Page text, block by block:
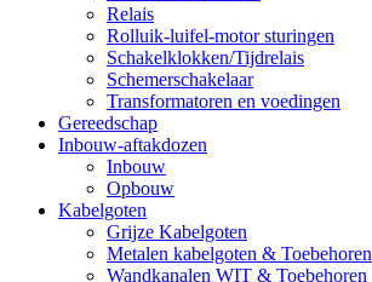
Relais
Rolluik-luifel-motor sturingen
Schakelklokken/Tijdrelais
Schemerschakelaar
Transformatoren en voedingen
Gereedschap
Inbouw-aftakdozen
Inbouw
Opbouw
Kabelgoten
Grijze Kabelgoten
Metalen kabelgoten & Toebehoren
Wandkanalen WIT & Toebehoren